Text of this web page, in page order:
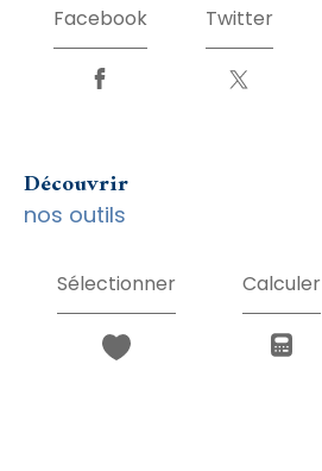
Facebook Twitter
découvrir
nos outils
Sélectionner Calculer